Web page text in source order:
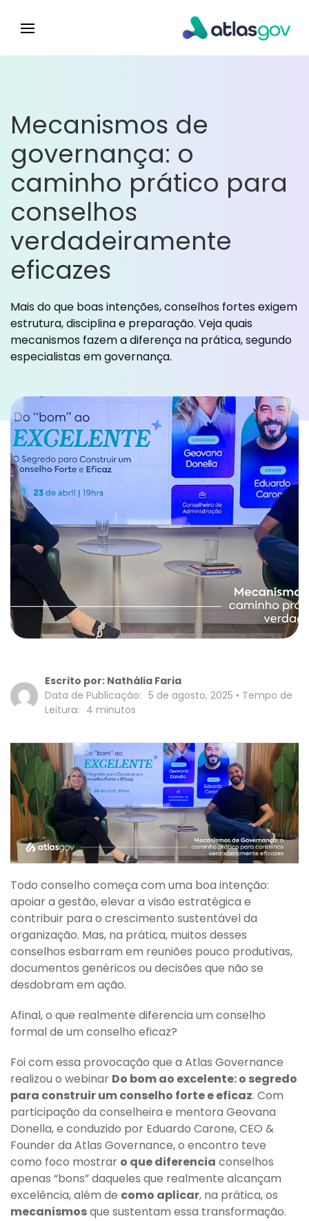
Mecanismos de
governança: o
caminho prático para
conselhos
verdadeiramente
eficazes
Mais do que boas intenções, conselhos fortes exigem
estrutura, disciplina e preparação. Veja quais
mecanismos fazem a diferença na prática, segundo
especialistas em governança.
Escrito por: Nathália Faria
Data de Publicação: 5 de agosto, 2025 • Tempo de
Leitura: 4 minutos
Todo conselho começa com uma boa intenção:
apoiar a gestão, elevar a visão estratégica e
contribuir para o crescimento sustentável da
organização. Mas, na prática, muitos desses
conselhos esbarram em reuniões pouco produtivas,
documentos genéricos ou decisões que não se
desdobram em ação.
Afinal, o que realmente diferencia um conselho
formal de um conselho eficaz?
Foi com essa provocação que a Atlas Governance
realizou o webinar Do bom ao excelente: o segredo
para construir um conselho forte e eficaz. Com
participação da conselheira e mentora Geovana
Donella, e conduzido por Eduardo Carone, CEO &
Founder da Atlas Governance, o encontro teve
como foco mostrar o que diferencia conselhos
apenas “bons” daqueles que realmente alcançam
excelência, além de como aplicar, na prática, os
mecanismosque sustentam essa transformação.